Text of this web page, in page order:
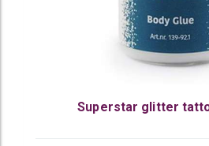
Superstar glitter